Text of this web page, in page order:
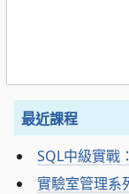
最近課程
SQL中級實戰
實驗室管理系